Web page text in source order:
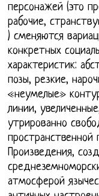
персонажей (это
рабочие,
) сменяются
конкретных
характеристик:
позы, резкие,
«неумелые»
линии,
утрированно
пространственной
Произведения,
атмосферой